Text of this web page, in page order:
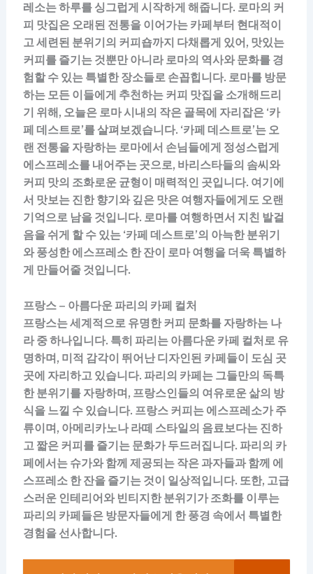
레소는 하루를 싱그럽게 시작하게 해줍니다. 로마의 커
피 맛집은 오래된 전통을 이어가는 카페부터 현대적이
고 세련된 분위기의 커피숍까지 다채롭게 있어, 맛있는
커피를 즐기는 것뿐만 아니라 로마의 역사와 문화를 경
험할 수 있는 특별한 장소들로 손꼽힙니다. 로마를 방문
하는 모든 이들에게 추천하는 커피 맛집을 소개해드리
기 위해, 오늘은 로마 시내의 작은 골목에 자리잡은 ‘카
페 데스트로’를 살펴보겠습니다. ‘카페 데스트로’는 오
랜 전통을 자랑하는 로마에서 손님들에게 정성스럽게
에스프레소를 내어주는 곳으로, 바리스타들의 솜씨와
커피 맛의 조화로운 균형이 매력적인 곳입니다. 여기에
서 맛보는 진한 향기와 깊은 맛은 여행자들에게도 오랜
기억으로 남을 것입니다. 로마를 여행하면서 지친 발걸
음을 쉬게 할 수 있는 ‘카페 데스트로’의 아늑한 분위기
와 풍성한 에스프레소 한 잔이 로마 여행을 더욱 특별하
게 만들어줄 것입니다.
프랑스 – 아름다운 파리의 카페 컬처
프랑스는 세계적으로 유명한 커피 문화를 자랑하는 나
라 중 하나입니다. 특히 파리는 아름다운 카페 컬처로 유
명하며, 미적 감각이 뛰어난 디자인된 카페들이 도심 곳
곳에 자리하고 있습니다. 파리의 카페는 그들만의 독특
한 분위기를 자랑하며, 프랑스인들의 여유로운 삶의 방
식을 느낄 수 있습니다. 프랑스 커피는 에스프레소가 주
류이며, 아메리카노나 라떼 스타일의 음료보다는 진하
고 짧은 커피를 즐기는 문화가 두드러집니다. 파리의 카
페에서는 슈가와 함께 제공되는 작은 과자들과 함께 에
스프레소 한 잔을 즐기는 것이 일상적입니다. 또한, 고급
스러운 인테리어와 빈티지한 분위기가 조화를 이루는
파리의 카페들은 방문자들에게 한 풍경 속에서 특별한
경험을 선사합니다.